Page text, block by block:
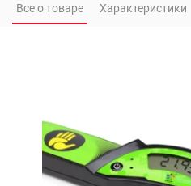
Все о товаре Характеристики